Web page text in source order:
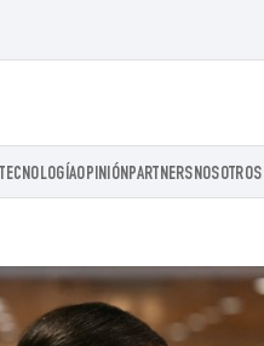
TECNOLOGÍAOPINIÓNPARTNERSNOSOTROS